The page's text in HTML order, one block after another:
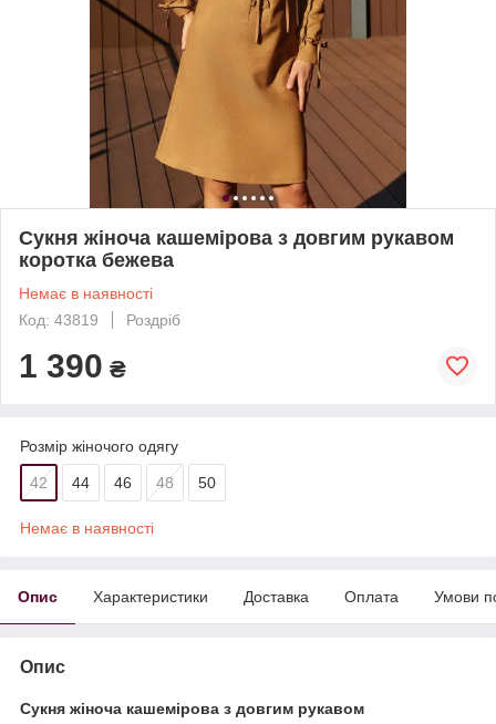
Сукня жіноча кашемірова з довгим рукавом
коротка бежева
Немає в наявності
Код: 43819
Роздріб
1 390 ₴
Розмір жіночого одягу
42 44 46 48 50
Немає в наявності
Опис Характеристики Доставка Оплата Умови
Опис
Сукня жіноча кашемірова з довгим рукавом